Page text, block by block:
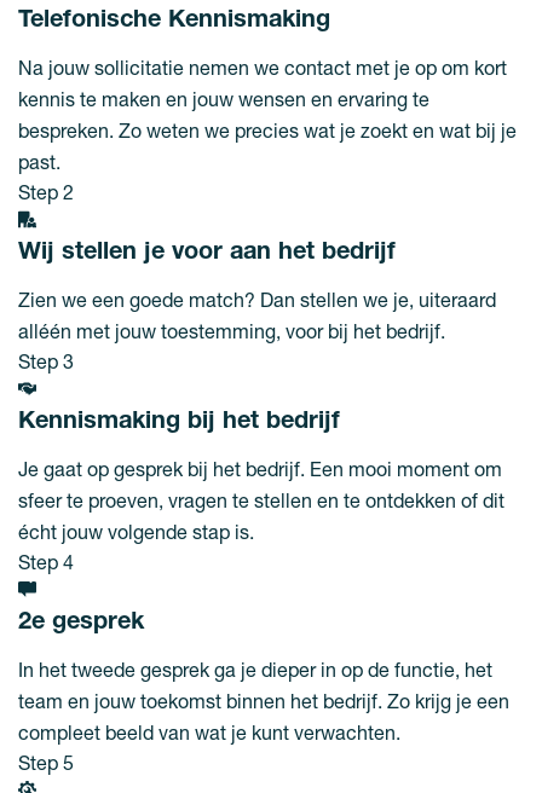
Telefonische Kennismaking
Na jouw sollicitatie nemen we contact met je op om kort
kennis te maken en jouw wensen en ervaring te
bespreken. Zo weten we precies wat je zoekt en wat bij je
past.
Step 2
Wij stellen je voor aan het bedrijf
Zien we een goede match? Dan stellen we je, uiteraard
alléén met jouw toestemming, voor bij het bedrijf.
Step 3
Kennismaking bij het bedrijf
Je gaat op gesprek bij het bedrijf. Een mooi moment om
sfeer te proeven, vragen te stellen en te ontdekken of dit
écht jouw volgende stap is.
Step 4
2e gesprek
In het tweede gesprek ga je dieper in op de functie, het
team en jouw toekomst binnen het bedrijf. Zo krijg je een
compleet beeld van wat je kunt verwachten.
Step 5